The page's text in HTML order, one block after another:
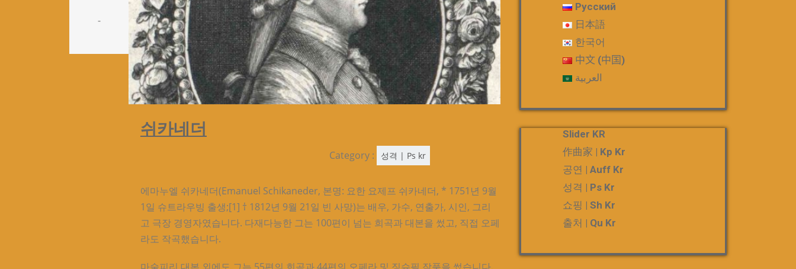
-
쉬카네더
Category : 성격 | Ps kr
에마누엘 쉬카네더(Emanuel Schikaneder, 본명: 요한 요제프 쉬카네더, * 1751년 9월
1일 슈트라우빙 출생;[1] † 1812년 9월 21일 빈 사망)는 배우, 가수, 연출가, 시인, 그리
고 극장 경영자였습니다. 다재다능한 그는 100편이 넘는 희곡과 대본을 썼고, 직접 오페
라도 작곡했습니다.
Русский
日本語
한국어
中文 (中国)
العربية
Slider KR
作曲家 | Kp Kr
공연 | Auff Kr
성격 | Ps Kr
쇼핑 | Sh Kr
출처 | Qu Kr